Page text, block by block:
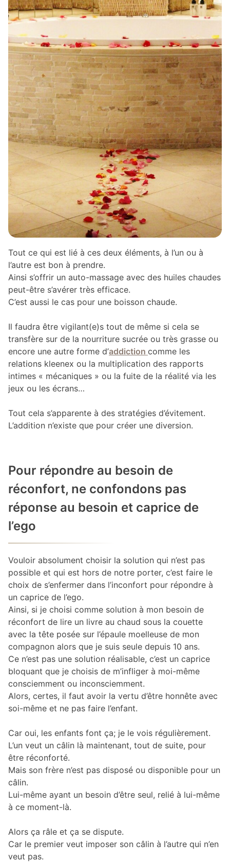
Tout ce qui est lié à ces deux éléments, à l’un ou à
l’autre est bon à prendre.
Ainsi s’offrir un auto-massage avec des huiles chaudes
peut-être s’avérer très efficace.
C’est aussi le cas pour une boisson chaude.
Il faudra être vigilant(e)s tout de même si cela se
transfère sur de la nourriture sucrée ou très grasse ou
encore une autre forme d’addiction comme les
relations kleenex ou la multiplication des rapports
intimes « mécaniques » ou la fuite de la réalité via les
jeux ou les écrans…
Tout cela s’apparente à des stratégies d’évitement.
L’addition n’existe que pour créer une diversion.
Pour répondre au besoin de
réconfort, ne confondons pas
réponse au besoin et caprice de
l’ego
Vouloir absolument choisir la solution qui n’est pas
possible et qui est hors de notre porter, c’est faire le
choix de s’enfermer dans l’inconfort pour répondre à
un caprice de l’ego.
Ainsi, si je choisi comme solution à mon besoin de
réconfort de lire un livre au chaud sous la couette
avec la tête posée sur l’épaule moelleuse de mon
compagnon alors que je suis seule depuis 10 ans.
Ce n’est pas une solution réalisable, c’est un caprice
bloquant que je choisis de m’infliger à moi-même
consciemment ou inconsciemment.
Alors, certes, il faut avoir la vertu d’être honnête avec
soi-même et ne pas faire l’enfant.
Car oui, les enfants font ça; je le vois régulièrement.
L’un veut un câlin là maintenant, tout de suite, pour
être réconforté.
Mais son frère n’est pas disposé ou disponible pour un
câlin.
Lui-même ayant un besoin d’être seul, relié à lui-même
à ce moment-là.
Alors ça râle et ça se dispute.
Car le premier veut imposer son câlin à l’autre qui n’en
veut pas.